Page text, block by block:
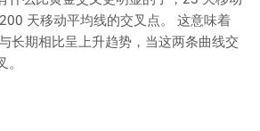
天移动平均线的交叉点。 这意味着
长期相比呈上升趋势，当这两条曲线交